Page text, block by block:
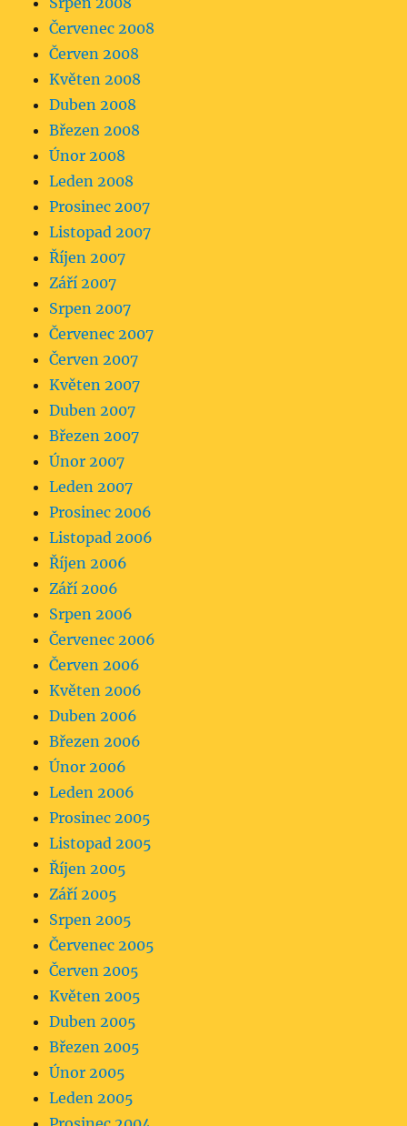
Červenec 2008
Červen 2008
Květen 2008
Duben 2008
Březen 2008
Únor 2008
Leden 2008
Prosinec 2007
Listopad 2007
Říjen 2007
Září 2007
Srpen 2007
Červenec 2007
Červen 2007
Květen 2007
Duben 2007
Březen 2007
Únor 2007
Leden 2007
Prosinec 2006
Listopad 2006
Říjen 2006
Září 2006
Srpen 2006
Červenec 2006
Červen 2006
Květen 2006
Duben 2006
Březen 2006
Únor 2006
Leden 2006
Prosinec 2005
Listopad 2005
Říjen 2005
Září 2005
Srpen 2005
Červenec 2005
Červen 2005
Květen 2005
Duben 2005
Březen 2005
Únor 2005
Leden 2005